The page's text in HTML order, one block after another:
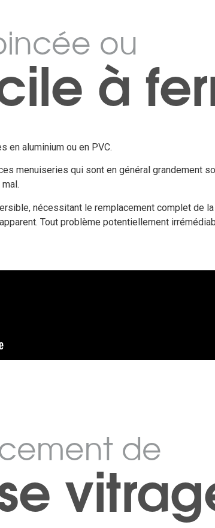
ou
à
en aluminium ou en PVC.
menuiseries qui sont en général grandement
nécessitant le remplacement complet de
Tout problème potentiellement
de